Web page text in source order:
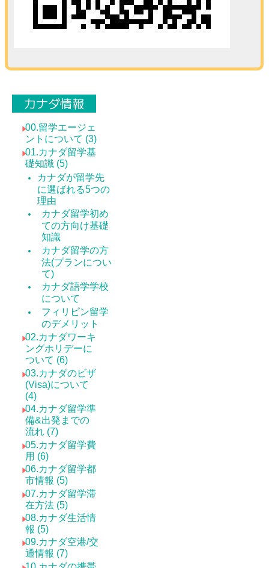
カナダ情報
00.留学エージェ
ントについて (3)
01.カナダ留学基
礎知識 (5)
カナダが留学先
に選ばれる5つの
理由
カナダ留学初め
ての方向け基礎
知識
カナダ留学の方
法(プランについ
て)
カナダ語学学校
について
フィリピン留学
のデメリット
02.カナダワーキ
ングホリデーに
ついて (6)
03.カナダのビザ
(Visa)について
(4)
04.カナダ留学準
備&出発までの
流れ (7)
05.カナダ留学費
用 (6)
06.カナダ留学都
市情報 (5)
07.カナダ留学滞
在方法 (5)
08.カナダ生活情
報 (5)
09.カナダ空港/交
通情報 (7)